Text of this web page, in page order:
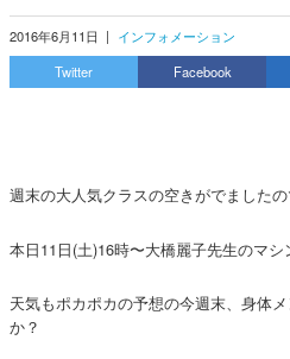
2016年6月11日 | インフォメーション
Twitter
Facebook
週末の大人気クラスの空きがでましたの
本日11日(土)16時〜大橋麗子先生のマシ
天気もポカポカの予想の今週末、身体
か？